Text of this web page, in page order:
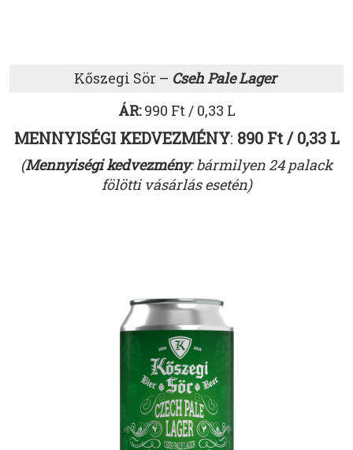
Kőszegi Sör – Cseh Pale Lager
ÁR:990 Ft / 0,33 L
MENNYISÉGI KEDVEZMÉNY: 890 Ft / 0,33 L
(Mennyiségi kedvezmény: bármilyen 24 palack
fölötti vásárlás esetén)